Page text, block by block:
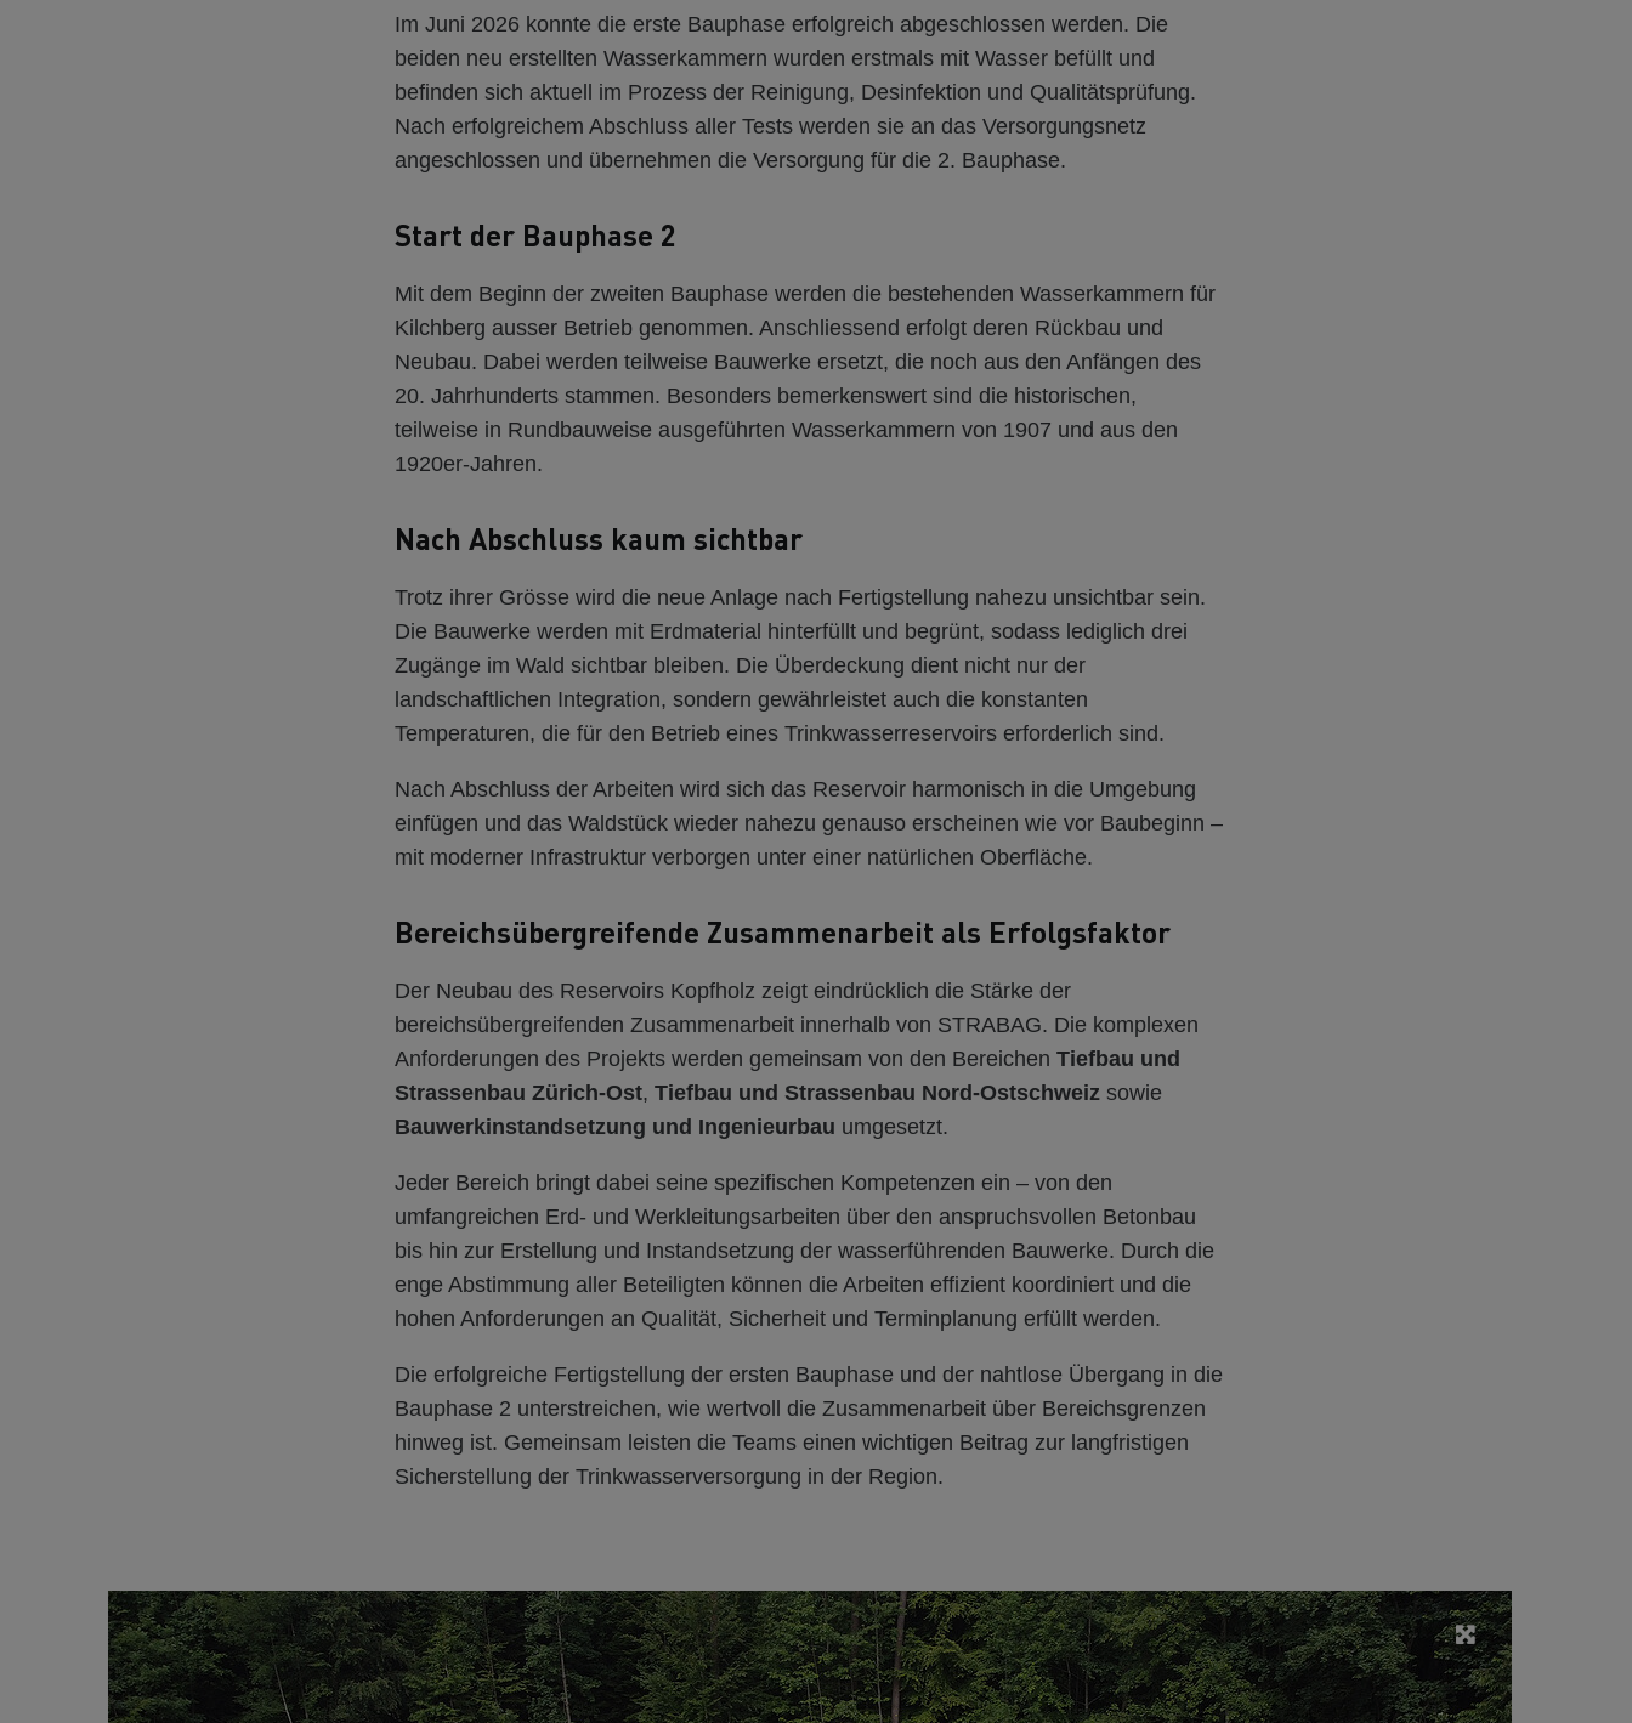
Im Juni 2026 konnte die erste Bauphase erfolgreich abgeschlossen werden. Die
beiden neu erstellten Wasserkammern wurden erstmals mit Wasser befüllt und
befinden sich aktuell im Prozess der Reinigung, Desinfektion und Qualitätsprüfung.
Nach erfolgreichem Abschluss aller Tests werden sie an das Versorgungsnetz
angeschlossen und übernehmen die Versorgung für die 2. Bauphase.
Start der Bauphase 2
Mit dem Beginn der zweiten Bauphase werden die bestehenden Wasserkammern für
Kilchberg ausser Betrieb genommen. Anschliessend erfolgt deren Rückbau und
Neubau. Dabei werden teilweise Bauwerke ersetzt, die noch aus den Anfängen des
20. Jahrhunderts stammen. Besonders bemerkenswert sind die historischen,
teilweise in Rundbauweise ausgeführten Wasserkammern von 1907 und aus den
1920er-Jahren.
Nach Abschluss kaum sichtbar
Trotz ihrer Grösse wird die neue Anlage nach Fertigstellung nahezu unsichtbar sein.
Die Bauwerke werden mit Erdmaterial hinterfüllt und begrünt, sodass lediglich drei
Zugänge im Wald sichtbar bleiben. Die Überdeckung dient nicht nur der
landschaftlichen Integration, sondern gewährleistet auch die konstanten
Temperaturen, die für den Betrieb eines Trinkwasserreservoirs erforderlich sind.
Nach Abschluss der Arbeiten wird sich das Reservoir harmonisch in die Umgebung
einfügen und das Waldstück wieder nahezu genauso erscheinen wie vor Baubeginn –
mit moderner Infrastruktur verborgen unter einer natürlichen Oberfläche.
Bereichsübergreifende Zusammenarbeit als Erfolgsfaktor
Der Neubau des Reservoirs Kopfholz zeigt eindrücklich die Stärke der
bereichsübergreifenden Zusammenarbeit innerhalb von STRABAG. Die komplexen
Anforderungen des Projekts werden gemeinsam von den Bereichen Tiefbau und
Strassenbau Zürich-Ost, Tiefbau und Strassenbau Nord-Ostschweiz sowie
Bauwerkinstandsetzung und Ingenieurbau umgesetzt.
Jeder Bereich bringt dabei seine spezifischen Kompetenzen ein – von den
umfangreichen Erd- und Werkleitungsarbeiten über den anspruchsvollen Betonbau
bis hin zur Erstellung und Instandsetzung der wasserführenden Bauwerke. Durch die
enge Abstimmung aller Beteiligten können die Arbeiten effizient koordiniert und die
hohen Anforderungen an Qualität, Sicherheit und Terminplanung erfüllt werden.
Die erfolgreiche Fertigstellung der ersten Bauphase und der nahtlose Übergang in die
Bauphase 2 unterstreichen, wie wertvoll die Zusammenarbeit über Bereichsgrenzen
hinweg ist. Gemeinsam leisten die Teams einen wichtigen Beitrag zur langfristigen
Sicherstellung der Trinkwasserversorgung in der Region.